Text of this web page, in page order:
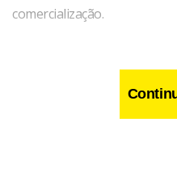
comercialização.